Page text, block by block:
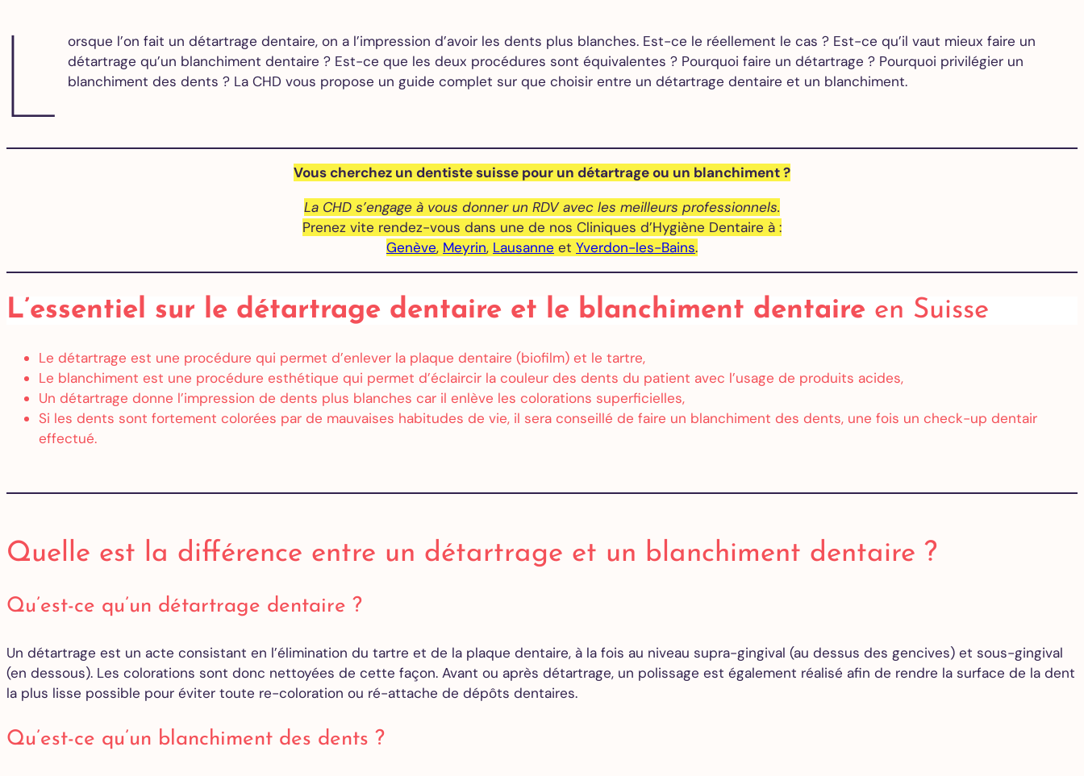
des caries
Couronne
dentaire
Blanchiment
dentaire
Facettes
dentaires
Implants
dentaires
des dents
de
des dents
Invisalign
Devis
ligne
L
orsque l’on fait un détartrage dentaire, on a l’impression d’avoir les dents plus blanches. Est-ce le réellement le cas ? Est-ce qu’il vaut mieux faire un
détartrage qu’un blanchiment dentaire ? Est-ce que les deux procédures sont équivalentes ? Pourquoi faire un détartrage ? Pourquoi privilégier un
blanchiment des dents ? La CHD vous propose un guide complet sur que choisir entre un détartrage dentaire et un blanchiment.
Vous cherchez un dentiste suisse pour un détartrage ou un blanchiment ?
La CHD s’engage à vous donner un RDV avec les meilleurs professionnels.
Prenez vite rendez-vous dans une de nos Cliniques d’Hygiène Dentaire à :
Genève, Meyrin, Lausanne et Yverdon-les-Bains.
L’essentiel sur le détartrage dentaire et le blanchiment dentaire en Suisse
Le détartrage est une procédure qui permet d’enlever la plaque dentaire (biofilm) et le tartre,
Le blanchiment est une procédure esthétique qui permet d’éclaircir la couleur des dents du patient avec l’usage de produits acides,
Un détartrage donne l’impression de dents plus blanches car il enlève les colorations superficielles,
Si les dents sont fortement colorées par de mauvaises habitudes de vie, il sera conseillé de faire un blanchiment des dents, une fois un check-up dentair
effectué.
Quelle est la différence entre un détartrage et un blanchiment dentaire ?
Qu’est-ce qu’un détartrage dentaire ?
Un détartrage est un acte consistant en l’élimination du tartre et de la plaque dentaire, à la fois au niveau supra-gingival (au dessus des gencives) et sous-gingival
(en dessous). Les colorations sont donc nettoyées de cette façon. Avant ou après détartrage, un polissage est également réalisé afin de rendre la surface de la dent
la plus lisse possible pour éviter toute re-coloration ou ré-attache de dépôts dentaires.
Qu’est-ce qu’un blanchiment des dents ?